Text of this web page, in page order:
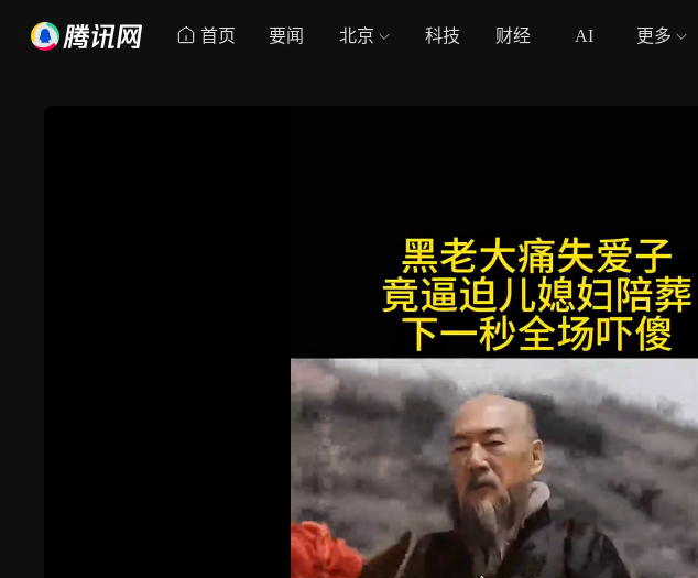
首页 要闻 北京 科技 财经 AI 更多